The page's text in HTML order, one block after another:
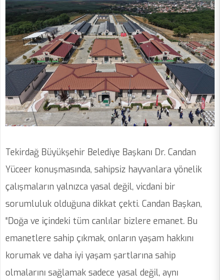
Tekirdağ Büyükşehir Belediye Başkanı Dr. Candan
Yüceer konuşmasında, sahipsiz hayvanlara yönelik
çalışmaların yalnızca yasal değil, vicdani bir
sorumluluk olduğuna dikkat çekti. Candan Başkan,
“Doğa ve içindeki tüm canlılar bizlere emanet. Bu
emanetlere sahip çıkmak, onların yaşam hakkını
korumak ve daha iyi yaşam şartlarına sahip
olmalarını sağlamak sadece yasal değil, aynı